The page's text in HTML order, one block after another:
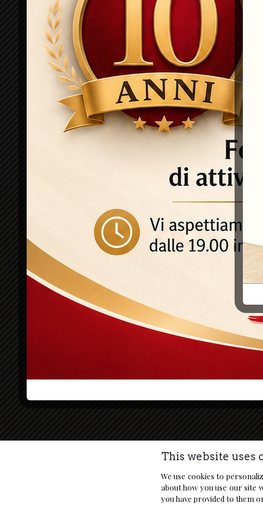
Chiama (+39) 074291940
La collaborazione con produttori locali
Cosa
This website uses
We use cookies to
about how you use our site
you have provided to them